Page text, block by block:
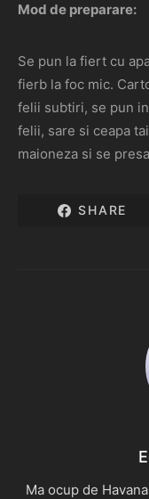
Mod de preparare:
Se pun la fiert cu
fierb la foc mic.
felii subtiri, se pun
felii, sare si ceapa
maioneza si se
SHARE
Ma ocup de